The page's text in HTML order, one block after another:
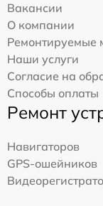
Вакансии
О компании
Ремонтируемые
Наши услуги
Согласие на
Способы оплаты
Ремонт
Навигаторов
GPS-ошейников